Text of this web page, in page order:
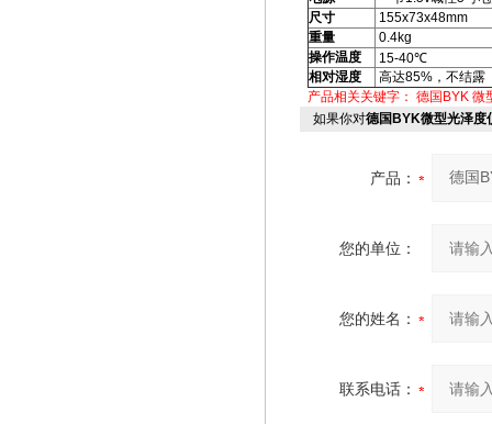
尺寸
155x73x48mm
重量
0.4kg
操作温度
15-40℃
相对湿度
高达85%，不结露
产品相关关键字： 德国BYK 微
如果你对德国BYK微型光泽度
产品：
您的单位：
您的姓名：
联系电话：